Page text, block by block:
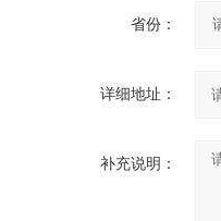
省份：
详细地址：
补充说明：